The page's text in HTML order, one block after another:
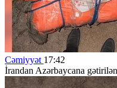
Cəmiyyət 17:42
İrandan Azərbaycana